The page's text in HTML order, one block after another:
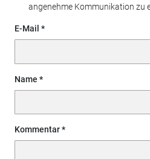
angenehme Kommunikation zu
E-Mail
Name
Kommentar